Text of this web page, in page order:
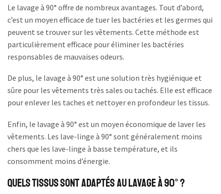
Le lavage à 90° offre de nombreux avantages. Tout d’abord,
c’est un moyen efficace de tuer les bactéries et les germes qui
peuvent se trouver sur les vêtements. Cette méthode est
particulièrement efficace pour éliminer les bactéries
responsables de mauvaises odeurs.
De plus, le lavage à 90° est une solution très hygiénique et
sûre pour les vêtements très sales ou tachés. Elle est efficace
pour enlever les taches et nettoyer en profondeur les tissus.
Enfin, le lavage à 90° est un moyen économique de laver les
vêtements. Les lave-linge à 90° sont généralement moins
chers que les lave-linge à basse température, et ils
consomment moins d’énergie.
Quels tissus sont adaptés au lavage à 90° ?